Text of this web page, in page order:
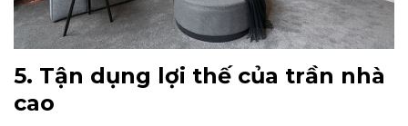
5. Tận dụng lợi thế của trần nhà
cao